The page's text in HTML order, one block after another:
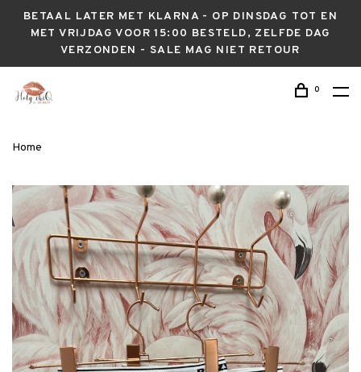
BETAAL LATER MET KLARNA - OP DINSDAG TOT EN
MET VRIJDAG VOOR 15:00 BESTELD, ZELFDE DAG
VERZONDEN - SALE MAG NIET RETOUR
0
Home